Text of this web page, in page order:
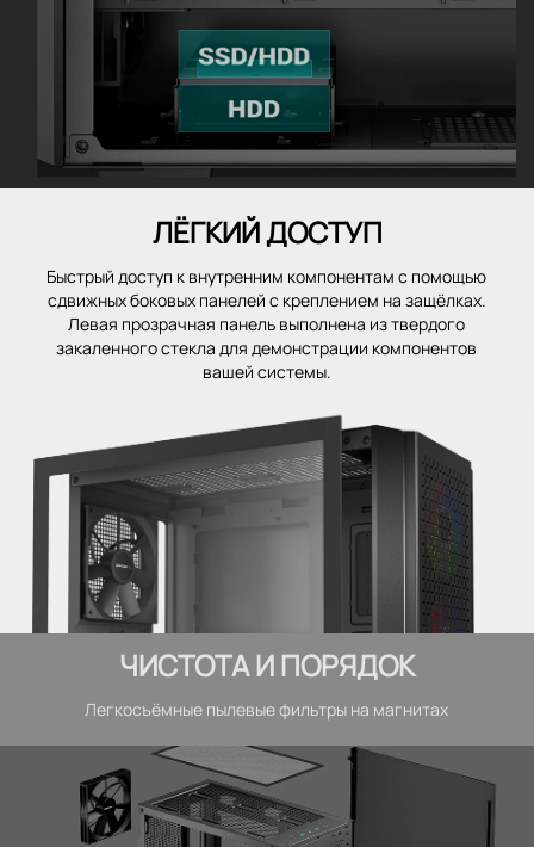
ЛЁГКИЙ ДОСТУП
Быстрый доступ к внутренним компонентам с помощью
сдвижных боковых панелей с креплением на защёлках.
Левая прозрачная панель выполнена из твердого
закаленного стекла для демонстрации компонентов
вашей системы.
ЧИСТОТА И ПОРЯДОК
Легкосъёмные пылевые фильтры на магнитах